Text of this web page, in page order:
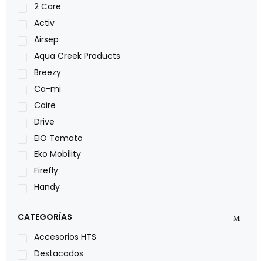
2 Care
Activ
Airsep
Aqua Creek Products
Breezy
Ca-mi
Caire
Drive
EIO Tomato
Eko Mobility
Firefly
Handy
Leggero
Lumex
Medical Store
CATEGORÍAS
Accesorios HTS
Destacados